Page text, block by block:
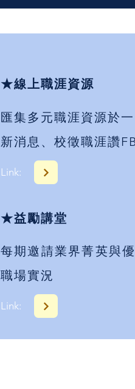
★線上職涯資源
匯集多元職涯資源於
新消息、校徵職涯讚
Link:
★益勵講堂
每期邀請業界菁英與
職場實況
Link: